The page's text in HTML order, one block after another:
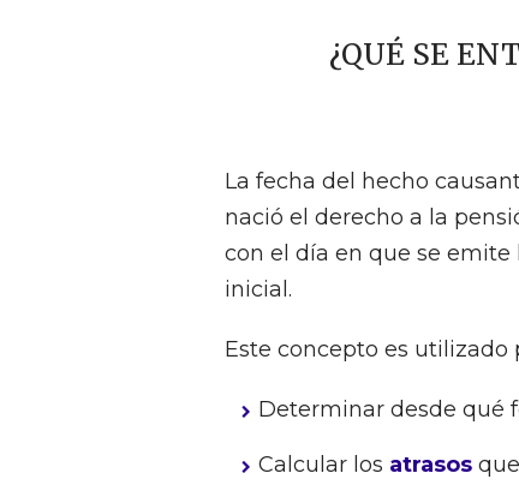
¿QUÉ SE
La fecha del hecho
nació el derecho a la
con el día en que se emite
inicial.
Este concepto es utilizado
Determinar desde qué
Calcular los atrasos